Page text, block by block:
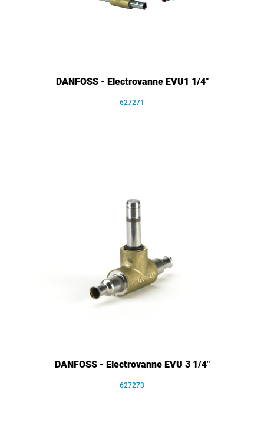
DANFOSS - Electrovanne EVU1 1/4"
627271
DANFOSS - Electrovanne EVU 3 1/4"
627273